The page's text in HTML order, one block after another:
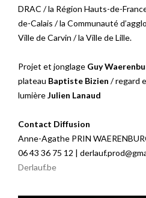
DRAC / la Région Hauts-de-
de-Calais / la Communauté
Ville de Carvin / la Ville de Lille.
Projet et jonglage Guy
plateau Baptiste Bizien / regard
lumièreJulien Lanaud
Contact Diffusion
Anne-Agathe PRIN
06 43 36 75 12 |
Derlauf.be